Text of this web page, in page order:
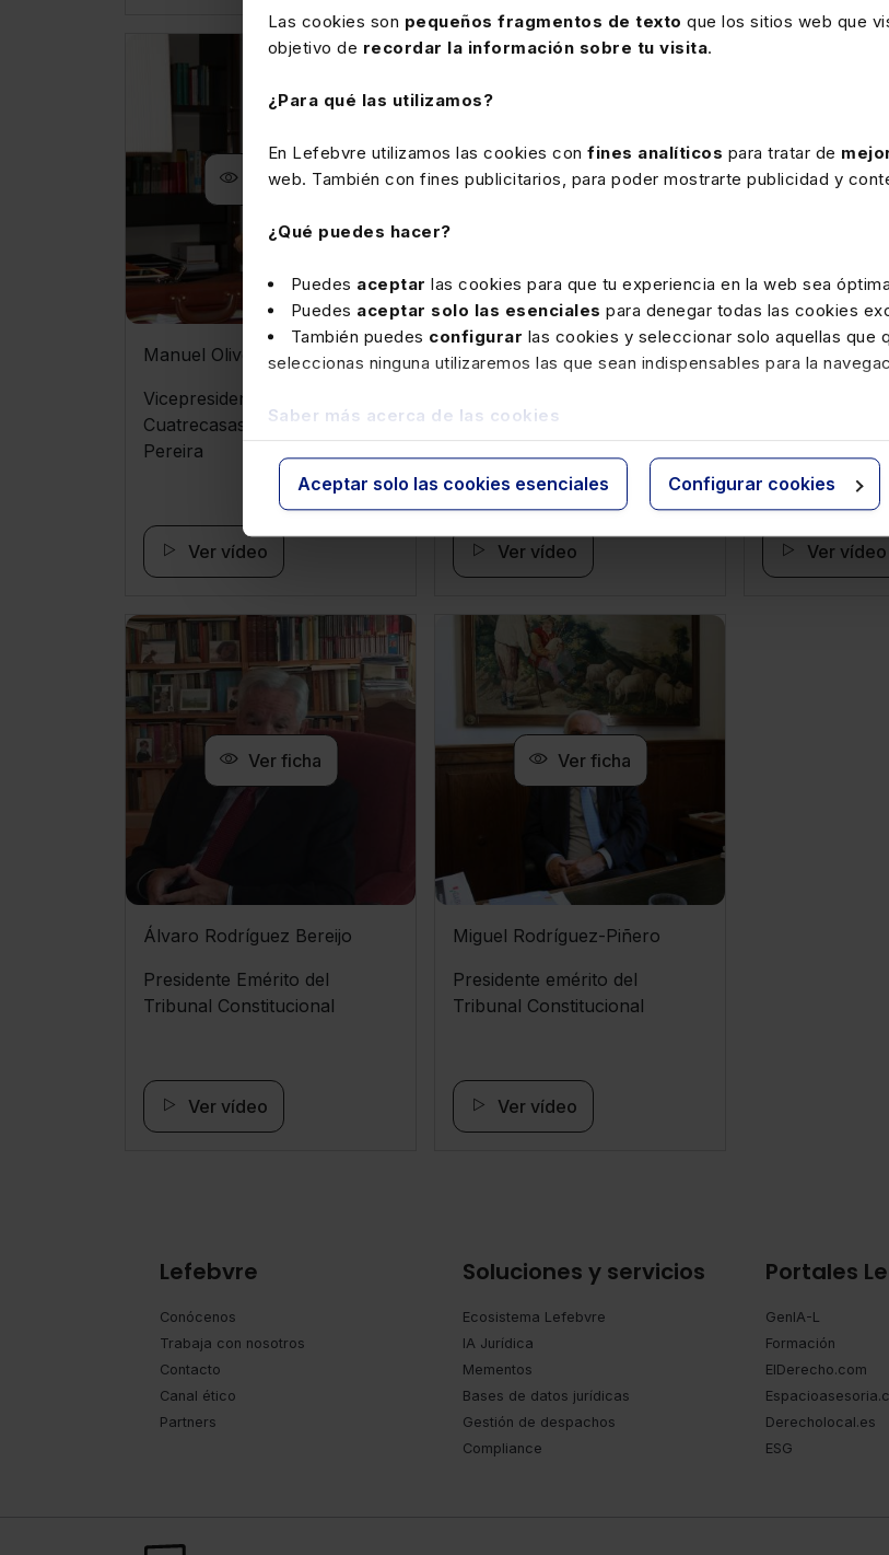
Las cookies son pequeños fragmentos de texto que los sitios web que
objetivo de recordar la información sobre tu visita.
¿Para qué las utilizamos?
En Lefebvre utilizamos las cookies con fines analíticos para tratar de
web. También con fines publicitarios, para poder mostrarte publicidad y
¿Qué puedes hacer?
Puedes aceptar las cookies para que tu experiencia en la web sea óptima
Puedes aceptar solo las esenciales para denegar todas las cookies
También puedes configurar las cookies y seleccionar solo aquellas que
seleccionas ninguna utilizaremos las que sean indispensables para la
Saber más acerca de las cookies
Aceptar solo las cookies esenciales Configurar cookies
Ver ficha
Manuel Olivencia
Vicepresidente de honor de
Cuatrecasas Gonçalves
Pereira
Ver vídeo
Ver ficha
Victoria Ortega
General de la Abogacía
Ver vídeo
Ana Palacio
Ver vídeo
Ver ficha
Álvaro Rodríguez Bereijo
Presidente Emérito del
Tribunal Constitucional
Ver vídeo
Ver ficha
Miguel Rodríguez-Piñero
Presidente emérito del
Tribunal Constitucional
Ver vídeo
Lefebvre
Conócenos
Trabaja con nosotros
Contacto
Canal ético
Partners
Soluciones y servicios
Ecosistema Lefebvre
IA Jurídica
Mementos
Bases de datos jurídicas
Gestión de despachos
Compliance
Portales
GenIA-L
Formación
ElDerecho.com
Derecholocal.es
ESG